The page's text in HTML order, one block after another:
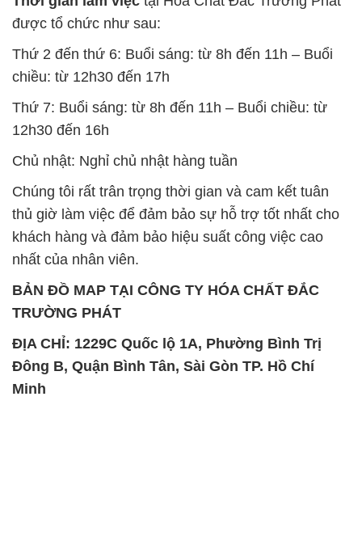
được tổ chức như sau:
Thứ 2 đến thứ 6: Buổi sáng: từ 8h đến 11h – Buổi
chiều: từ 12h30 đến 17h
Thứ 7: Buổi sáng: từ 8h đến 11h – Buổi chiều: từ
12h30 đến 16h
Chủ nhật: Nghỉ chủ nhật hàng tuần
Chúng tôi rất trân trọng thời gian và cam kết tuân
thủ giờ làm việc để đảm bảo sự hỗ trợ tốt nhất cho
khách hàng và đảm bảo hiệu suất công việc cao
nhất của nhân viên.
BẢN ĐỒ MAP TẠI CÔNG TY HÓA CHẤT ĐẮC
TRƯỜNG PHÁT
ĐỊA CHỈ: 1229C Quốc lộ 1A, Phường Bình Trị
Đông B, Quận Bình Tân, Sài Gòn TP. Hồ Chí
Minh